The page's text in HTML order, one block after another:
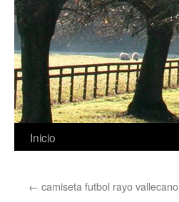
Saltar
contenido
Inicio
← camiseta futbol rayo vallecano